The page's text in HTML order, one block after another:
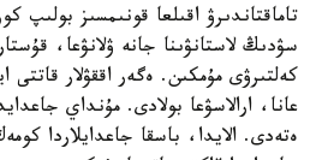
تاماقتاندىرۋ اقىلعا قونىمسىز بولىپ
سۋدىڭ لاستانۋىنا جانە ۋلانۋعا،
كەلتىرۋى مۇمكىن. ەگەر اققۋلار قاتتى
عانا، ارالاسۋعا بولادى. مۇنداي
ەتەدى. الايدا، باسقا جاعدايلاردا